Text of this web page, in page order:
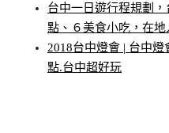
台中一日遊行程規劃
點、６美食小吃，在
2018台中燈會 | 台中
點.台中超好玩